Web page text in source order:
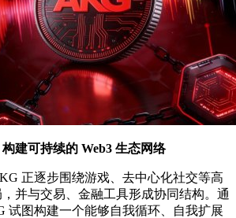
建可持续的 Web3 生态网络
正逐步围绕游戏、去中心化社交等高
并与交易、金融工具形成协同结构。通
试图构建一个能够自我循环、自我扩展